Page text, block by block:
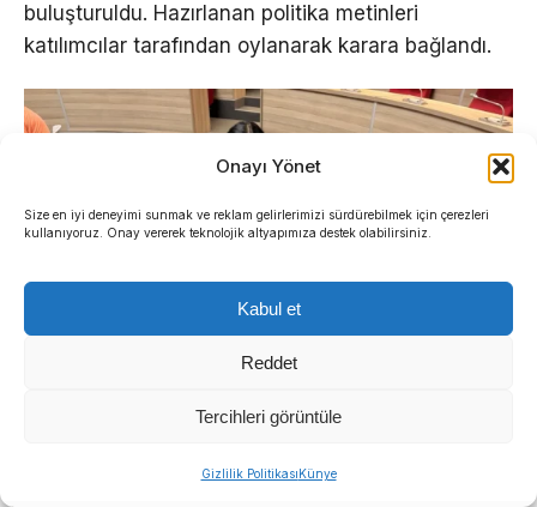
Onayı Yönet
Size en iyi deneyimi sunmak ve reklam gelirlerimizi sürdürebilmek için çerezleri
kullanıyoruz. Onay vererek teknolojik altyapımıza destek olabilirsiniz.
Kabul et
Reddet
Tercihleri görüntüle
Gizlilik PolitikasıKünye
buluşturuldu. Hazırlanan politika metinleri
katılımcılar tarafından oylanarak karara bağlandı.
İlçe ölçeğinde şekillenen politika önerilerinin,